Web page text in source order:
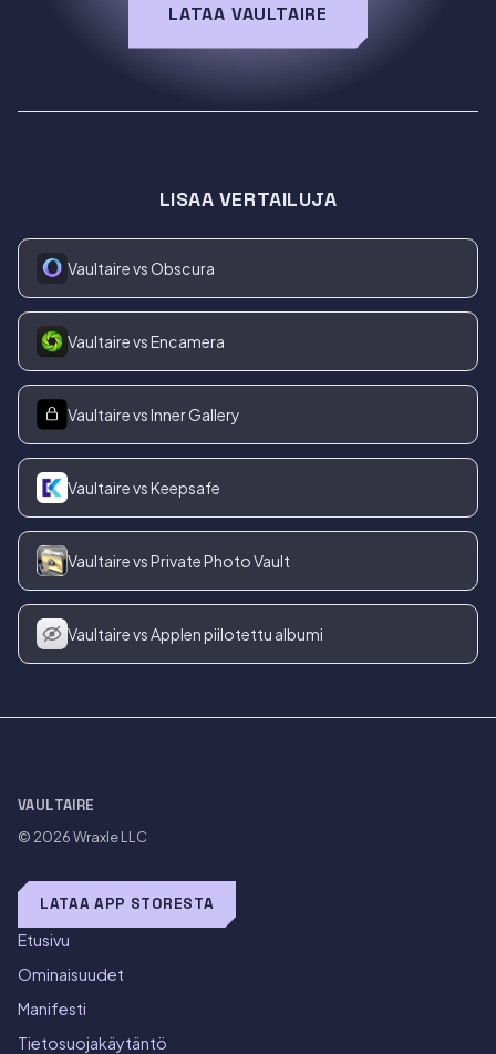
LATAA VAULTAIRE
LISAA VERTAILUJA
Vaultaire vs Obscura
Vaultaire vs Encamera
Vaultaire vs Inner Gallery
Vaultaire vs Keepsafe
Vaultaire vs Private Photo Vault
Vaultaire vs Applen piilotettu albumi
VAULTAIRE
© 2026Wraxle LLC
LATAA APP STORESTA
Etusivu
Ominaisuudet
Manifesti
Tietosuojakäytäntö